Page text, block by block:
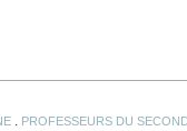
PROFESSEURS DU